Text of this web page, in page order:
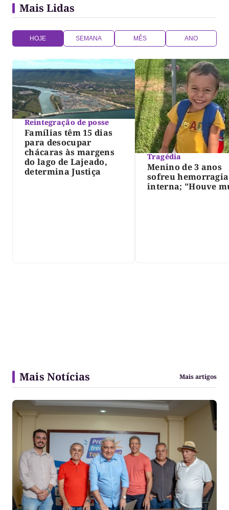
Mais Lidas
HOJE SEMANA MÊS ANO
Reintegração de posse
Famílias têm 15 dias
para desocupar
chácaras às margens
do lago de Lajeado,
determina Justiça
Tragédia
Menino de 3 anos
sofreu hemorragia
interna; "Houve
Mais Notícias Mais artigos